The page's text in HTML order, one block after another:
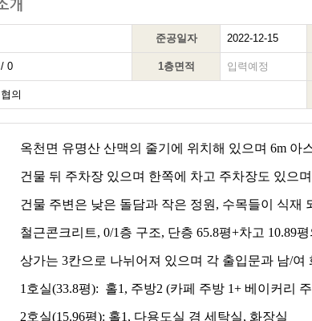
준공일자 2022-12-15
/ 0 1층면적 입력예정
협의
옥천면 유명산 산맥의 줄기에 위치해 있으며 6m 아
건물 뒤 주차장 있으며 한쪽에 차고 주차장도 있으
건물 주변은 낮은 돌담과 작은 정원, 수목들이 식재
철근콘크리트, 0/1층 구조, 단층 65.8평+차고 10.89평
상가는 3칸으로 나뉘어져 있으며 각 출입문과 남/여
1호실(33.8평): 홀1, 주방2 (카페 주방 1+ 베이커리
2호실(15.96평): 홀1, 다용도실 겸 세탁실​, 화장실